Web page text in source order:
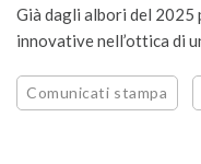
Già dagli albori del
innovative nell’ottica di
Comunicati stampa